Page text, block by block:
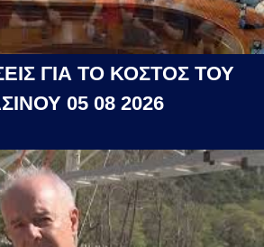
ΓΙΑ ΤΟ ΚΟΣΤΟΣ ΤΟΥ
05 08 2026